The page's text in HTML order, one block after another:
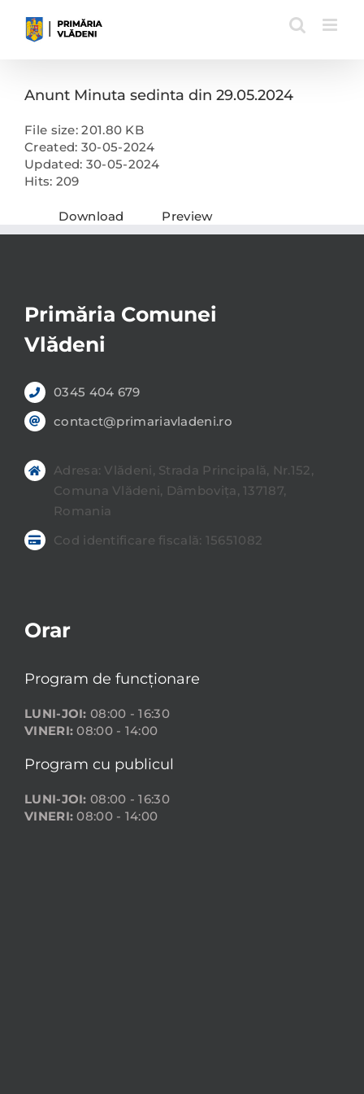
content
Anunt Minuta sedinta din 29.05.2024
File size: 201.80 KB
Created: 30-05-2024
Updated: 30-05-2024
Hits: 209
Download Preview
Primăria Comunei
Vlădeni
0345 404 679
contact@primariavladeni.ro
Adresa: Vlădeni, Strada Principală, Nr.152,
Comuna Vlădeni, Dâmbovița, 137187,
Romania
Cod identificare fiscală: 15651082
Orar
Program de funcționare
LUNI-JOI: 08:00 - 16:30
VINERI: 08:00 - 14:00
Program cu publicul
LUNI-JOI: 08:00 - 16:30
VINERI: 08:00 - 14:00